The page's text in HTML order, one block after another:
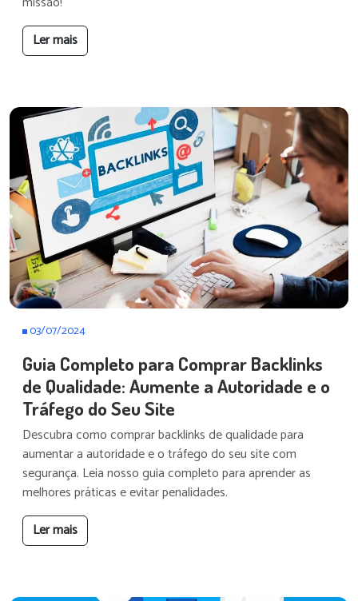
Ler mais
03/07/2024
Guia Completo para Comprar Backlinks
de Qualidade: Aumente a Autoridade e o
Tráfego do Seu Site
Descubra como comprar backlinks de qualidade para
aumentar a autoridade e o tráfego do seu site com
segurança. Leia nosso guia completo para aprender as
melhores práticas e evitar penalidades.
Ler mais